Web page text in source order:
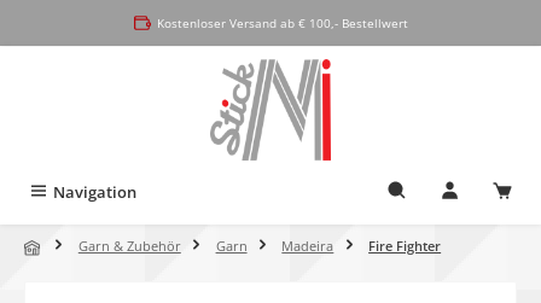
Kostenloser Versand ab € 100,- Bestellwert
Navigation
Garn & Zubehör Garn Madeira Fire Fighter